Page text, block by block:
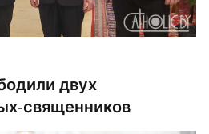
двух
священников